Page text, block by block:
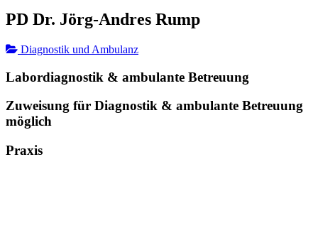
PD Dr. Jörg-Andres Rump
Diagnostik und Ambulanz
Labordiagnostik & ambulante Betreuung
Zuweisung für Diagnostik & ambulante Betreuung
möglich
Praxis